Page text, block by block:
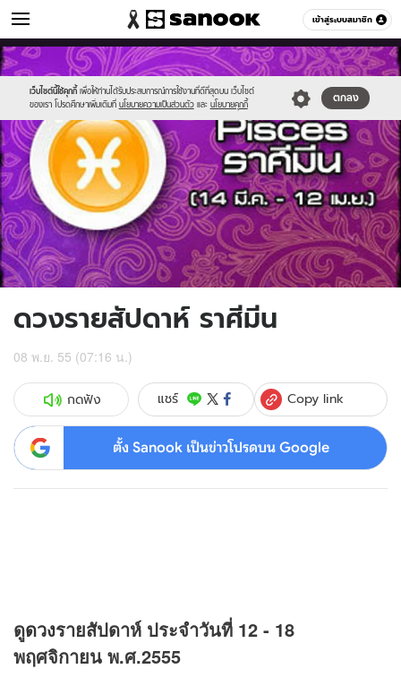
เข้าสู่ระบบสมาชิก
ดูดวง หมวดอื่นๆ
เว็บไซต์นี้ใช้คุกกี้ เพื่อให้ท่านได้รับประสบการณ์การใช้งานที่ดีที่สุดบน เว็บไซต์
ของเรา โปรดศึกษาเพิ่มเติมที่ นโยบายความเป็นส่วนตัว และ นโยบายคุกกี้
ตกลง
Sanook
//s.isanook.com/sr/0/images/logo-
new-
sanook.png
600
60
//s.isanook.com/ho/0/ud/7/37193/3pisces.jpg
ดวงรายสัปดาห์ ราศีมีน
08 พ.ย. 55 (07:16 น.)
กดฟัง แชร์ Copy link
ตั้ง Sanook เป็นข่าวโปรดบน Google
ดูดวงรายสัปดาห์ ประจำวันที่ 12 - 18
พฤศจิกายน พ.ศ.2555